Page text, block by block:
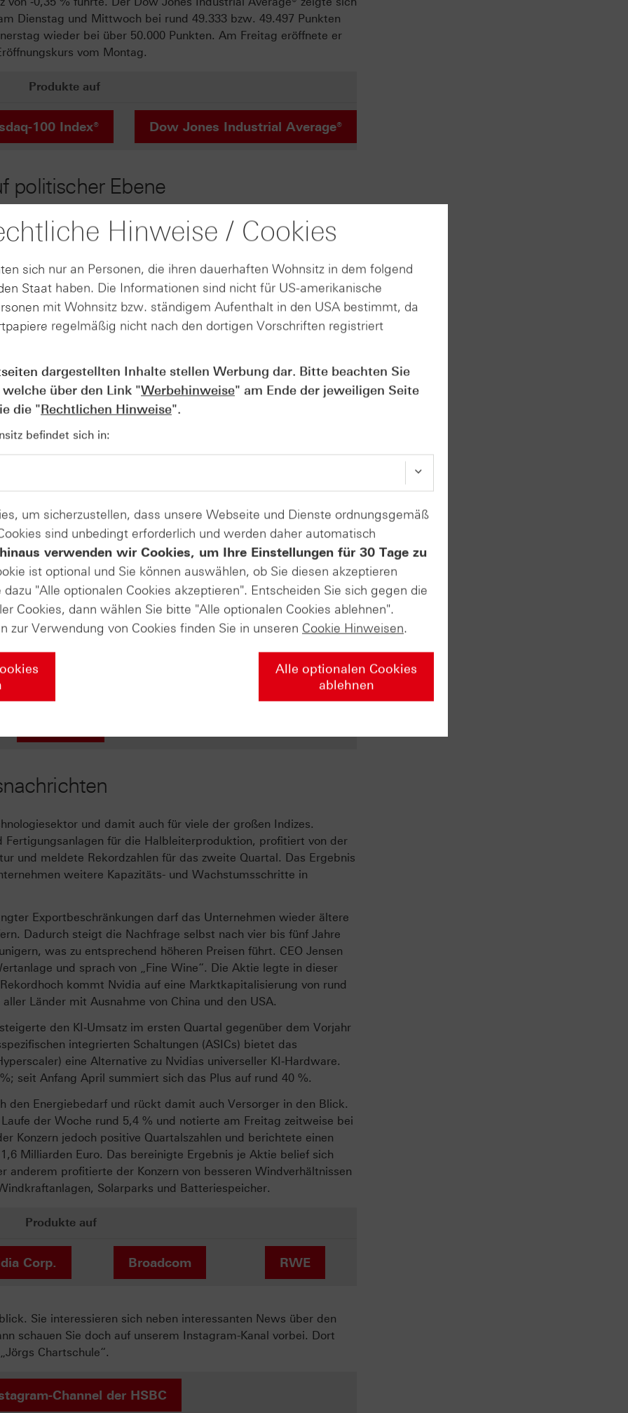
Dienstag und Mittwoch bei rund 49.333 bzw. 49.497 Punkten
wieder bei über 50.000 Punkten. Am Freitag eröffnete er
vom Montag.
Produkte auf
100 Index® Dow Jones Industrial Average®
politischer Ebene
Iran führen weiterhin zu keiner Einigung, weshalb die Ölpreise
Schiffe sollen die Straße von Hormus passiert haben,
des Optimismus im Hinblick auf den Zollstreit, dämpft der
der US-amerikanische Präsident Gespräche mit dem
Begleitet wurde er zu dem Treffen von mehreren Chefs großer
Chef Tim Cook, Nvidia-Chef Jensen Huang sowie Elon Musk.
WTI stiegen im Verlauf der Woche erneut an. Am Freitag
USD, während WTI Öl zeitweise ein Niveau von ca. 100 USD je
Produkte auf
zeigten diese Woche einen Anstieg der Inflation für den
auf 2,9 % (März: 2,7 %). In den USA erreichte die
mit 3,8 %. Hauptgrund sind weiterhin die in Folge des Nahost-
(BIP) in der Eurozone hat im ersten Quartal
Vergleich zum vierten Quartal des Vorjahres.
Woche an Stärke und fiel von ca. 1,17 USD am Montag auf ca.
und damit auch für viele der großen Indizes.
für die Halbleiterproduktion, profitiert von der
und meldete Rekordzahlen für das zweite Quartal. Das Ergebnis
weitere Kapazitäts- und Wachstumsschritte in
Exportbeschränkungen darf das Unternehmen wieder ältere
Dadurch steigt die Nachfrage selbst nach vier bis fünf Jahre
was zu entsprechend höheren Preisen führt. CEO Jensen
und sprach von „Fine Wine“. Die Aktie legte in dieser
kommt Nvidia auf eine Marktkapitalisierung von rund
Länder mit Ausnahme von China und den USA.
den KI‑Umsatz im ersten Quartal gegenüber dem Vorjahr
integrierten Schaltungen (ASICs) bietet das
eine Alternative zu Nvidias universeller KI‑Hardware.
seit Anfang April summiert sich das Plus auf rund 40 %.
den Energiebedarf und rückt damit auch Versorger in den Blick.
der Woche rund 5,4 % und notierte am Freitag zeitweise bei
Konzern jedoch positive Quartalszahlen und berichtete einen
Milliarden Euro. Das bereinigte Ergebnis je Aktie belief sich
anderem profitierte der Konzern von besseren Windverhältnissen
Solarparks und Batteriespeicher.
Produkte auf
Corp. Broadcom RWE
Sie interessieren sich neben interessanten News über den
schauen Sie doch auf unserem Instagram-Kanal vorbei. Dort
Chartschule“.
Channel der HSBC
Hinweise / Cookies
sich nur an Personen, die ihren dauerhaften Wohnsitz in dem folgend
Staat haben. Die Informationen sind nicht für US-amerikanische
mit Wohnsitz bzw. ständigem Aufenthalt in den USA bestimmt, da
regelmäßig nicht nach den dortigen Vorschriften registriert
dargestellten Inhalte stellen Werbung dar. Bitte beachten Sie
über den Link "Werbehinweise" am Ende der jeweiligen Seite
die "Rechtlichen Hinweise".
befindet sich in:
um sicherzustellen, dass unsere Webseite und Dienste ordnungsgemäß
sind unbedingt erforderlich und werden daher automatisch
verwenden wir Cookies, um Ihre Einstellungen für 30 Tage zu
ist optional und Sie können auswählen, ob Sie diesen akzeptieren
"Alle optionalen Cookies akzeptieren". Entscheiden Sie sich gegen die
Cookies, dann wählen Sie bitte "Alle optionalen Cookies ablehnen".
zur Verwendung von Cookies finden Sie in unseren Cookie Hinweisen.
Alle optionalen Cookies
ablehnen